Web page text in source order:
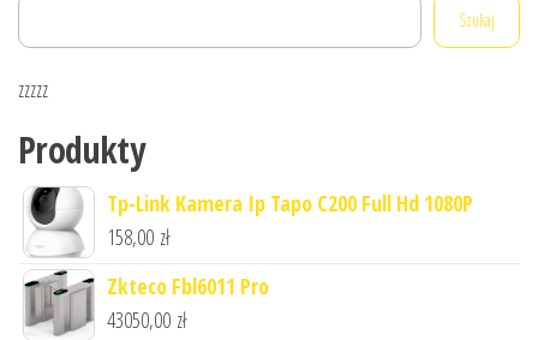
Szukaj
zzzzz
Produkty
Tp-Link Kamera Ip Tapo C200 Full Hd 1080P
158,00 zł
Zkteco Fbl6011 Pro
43050,00 zł